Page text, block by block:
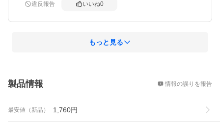
違反報告 いいね0
もっと見る
製品情報 情報の誤りを報告
最安値（新品） 1,760円